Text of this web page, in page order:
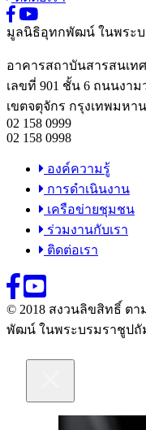
มูลนิธิอุทกพัฒน์ ในพระ
อาคารสถาบันสารสนเท
เลขที่ 901 ชั้น 6 ถนนงา
เขตจตุจักร กรุงเทพมหา
02 158 0999
02 158 0998
องค์ความรู้
การดำเนินงาน
เครือข่ายชุมชน
ร่วมงานกับเรา
ติดต่อเรา
© 2018 สงวนลิขสิทธิ์ ต
พัฒน์ ในพระบรมราชูปถั